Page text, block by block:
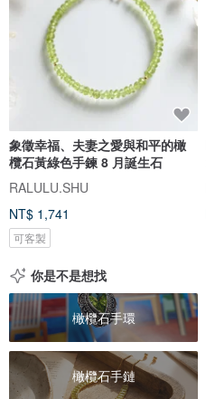
象徵幸福、夫妻之愛與和平的橄
欖石黃綠色手鍊 8 月誕生石
RALULU.SHU
NT$ 1,741
可客製
你是不是想找
橄欖石手環
橄欖石手鏈